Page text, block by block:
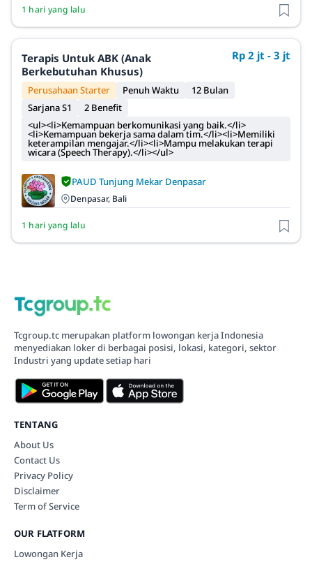
1 hari yang lalu
Terapis Untuk ABK (Anak
Berkebutuhan Khusus)
Rp 2 jt - 3 jt
Perusahaan Starter Penuh Waktu
12 Bulan
Sarjana S1
2 Benefit
<ul><li>Kemampuan berkomunikasi yang baik.</li>
<li>Kemampuan bekerja sama dalam tim.</li><li>Memiliki
keterampilan mengajar.</li><li>Mampu melakukan terapi
wicara (Speech Therapy).</li></ul>
PAUD Tunjung Mekar Denpasar
Denpasar, Bali
1 hari yang lalu
Tcgroup.tc merupakan platform lowongan kerja Indonesia
menyediakan loker di berbagai posisi, lokasi, kategori, sektor
Industri yang update setiap hari
TENTANG
About Us
Contact Us
Privacy Policy
Disclaimer
Term of Service
OUR FLATFORM
Lowongan Kerja